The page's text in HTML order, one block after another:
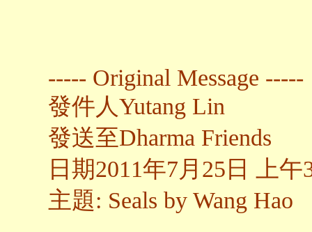
----- Original Message -----
發件人Yutang Lin
發送至Dharma Friends
日期2011年7月25日 上午
主題: Seals by Wang Hao